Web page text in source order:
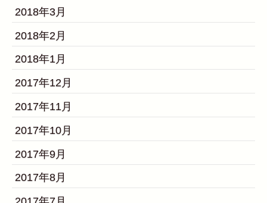
2018年3月
2018年2月
2018年1月
2017年12月
2017年11月
2017年10月
2017年9月
2017年8月